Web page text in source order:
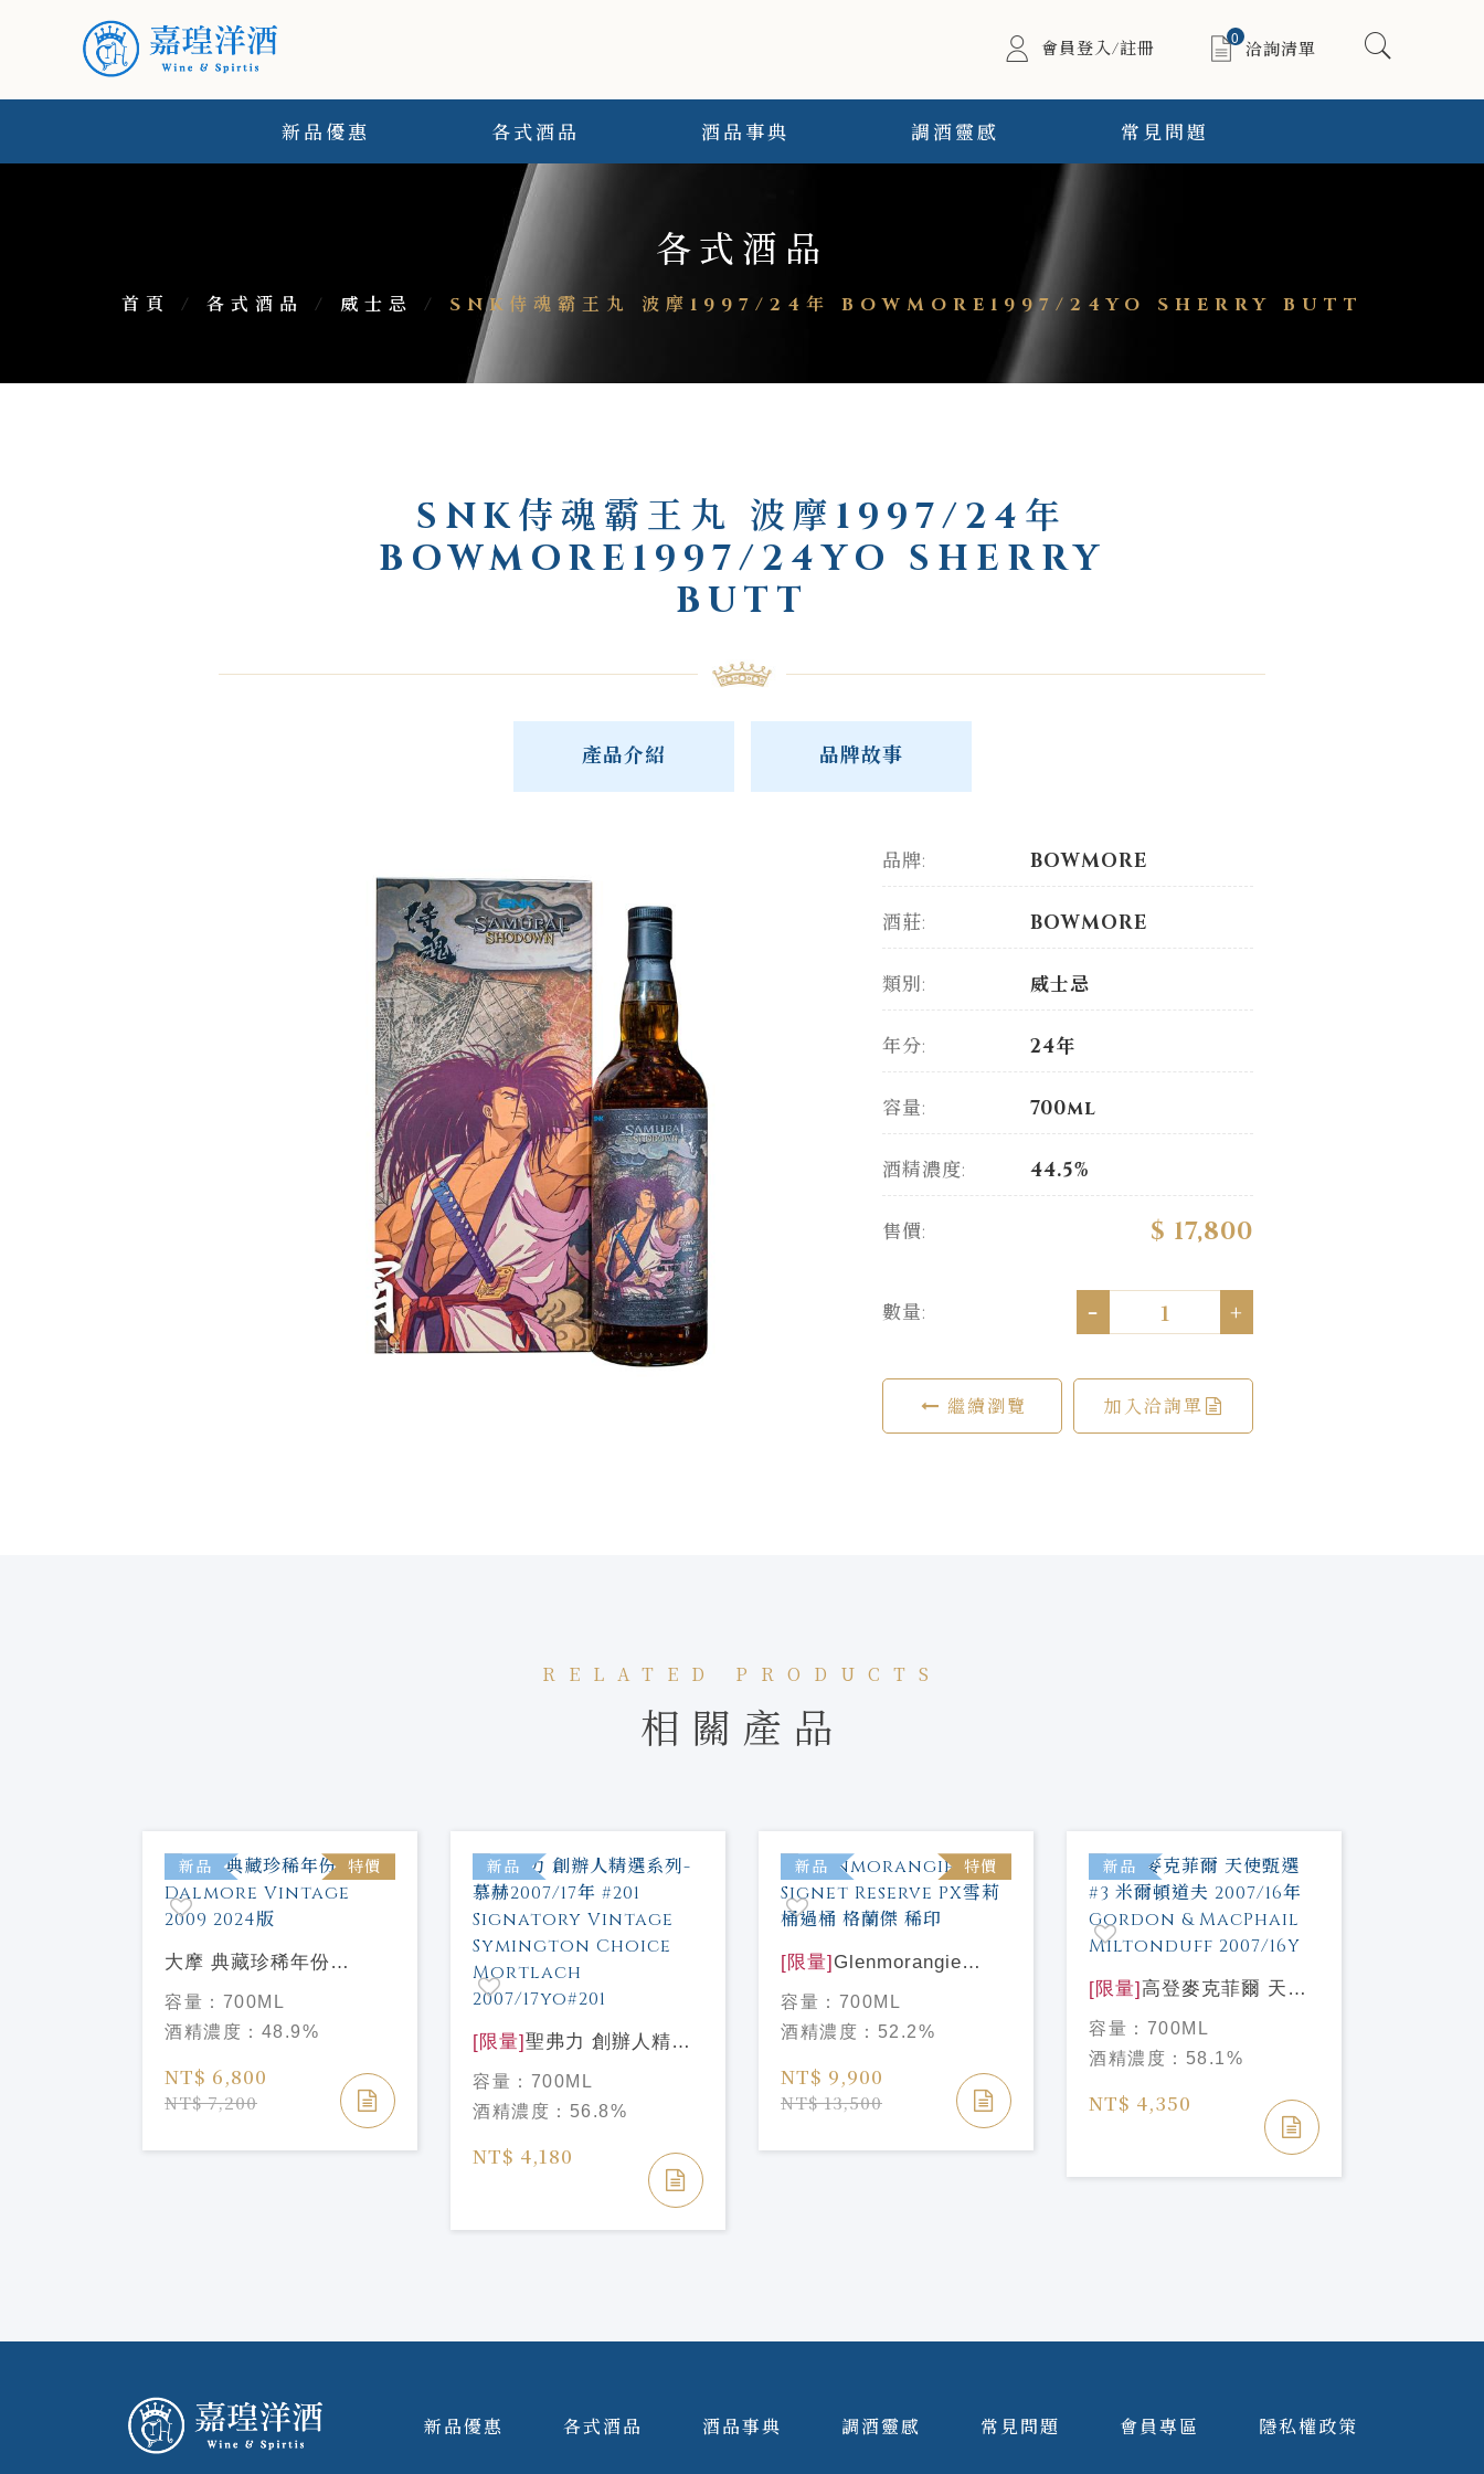
會員登入/註冊 0
洽詢清單
新品優惠 各式酒品 酒品事典 調酒靈感 常見問題
各式酒品
首頁 / 各式酒品 / 威士忌 / SNK侍魂霸王丸 波摩1997/24年 BOWMORE1997/24YO SHERRY BUTT
SNK侍魂霸王丸 波摩1997/24年
BOWMORE1997/24YO SHERRY
BUTT
產品介紹 品牌故事
品牌: BOWMORE
酒莊: BOWMORE
類別: 威士忌
年分: 24年
容量: 700ml
酒精濃度: 44.5%
售價: $ 17,800
數量: - +
繼續瀏覽 加入洽詢單
RELATED PRODUCTS
相關產品
新品 特價
大摩 典藏珍稀年份
Dalmore Vintage 2009
2024版
容量： 700ML
酒精濃度： 48.9%
NT$ 6,800
NT$ 7,200
新品
[限量] 聖弗力 創辦人精選
系列-慕赫2007/17年 #201
Signatory Vintage
Symington Choice
Mortlach 2007/17yo#201
容量： 700ML
酒精濃度： 56.8%
NT$ 4,180
新品 特價
[限量] Glenmorangie
Signet Reserve PX雪莉
桶過桶 格蘭傑 稀印
容量： 700ML
酒精濃度： 52.2%
NT$ 9,900
NT$ 13,500
新品
[限量] 高登麥克菲爾 天使
甄選#3 米爾頓道夫
2007/16年 Gordon &
MacPhail Miltonduff
2007/16Y
容量： 700ML
酒精濃度： 58.1%
NT$ 4,350
新品優惠 各式酒品 酒品事典 調酒靈感 常見問題 會員專區 隱私權政策